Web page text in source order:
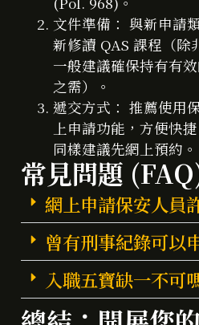
文件準備： 與新申請
新修讀 QAS 課程（除
一般建議確保持有有
之需）。
遞交方式： 推薦使用
上申請功能，方便快
同樣建議先網上預約。
常見問題
網上申請保安人員
曾有刑事紀錄可以
入職五寶缺一不可